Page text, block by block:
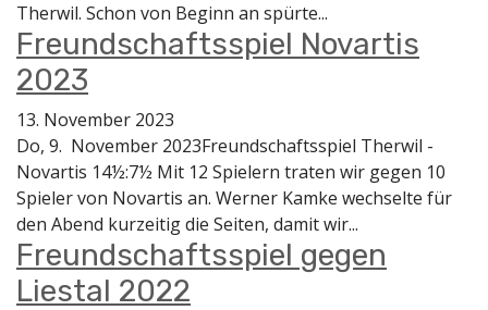
Therwil. Schon von Beginn an spürte...
Freundschaftsspiel Novartis
2023
13. November 2023
Do, 9. November 2023Freundschaftsspiel Therwil -
Novartis 14½:7½ Mit 12 Spielern traten wir gegen 10
Spieler von Novartis an. Werner Kamke wechselte für
den Abend kurzeitig die Seiten, damit wir...
Freundschaftsspiel gegen
Liestal 2022